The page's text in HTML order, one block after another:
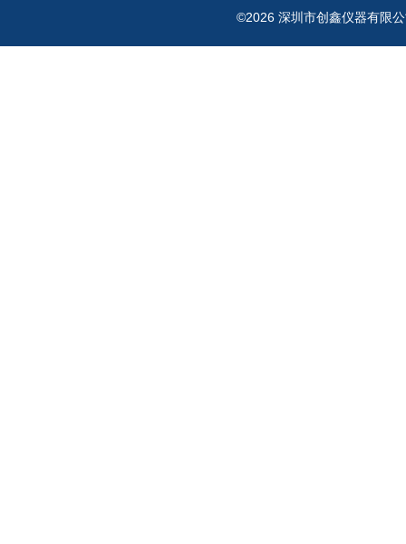
©2026 深圳市创鑫仪器有限